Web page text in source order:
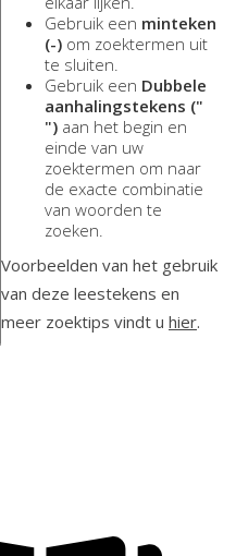
Gebruik een minteken
(-) om zoektermen uit
te sluiten.
Gebruik een Dubbele
aanhalingstekens ("
") aan het begin en
einde van uw
zoektermen om naar
de exacte combinatie
van woorden te
zoeken.
Voorbeelden van het gebruik
van deze leestekens en
meer zoektips vindt u hier.